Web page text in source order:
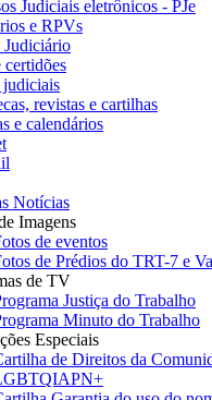
Judiciais eletrônicos - PJe
e RPVs
Judiciário
certidões
revistas e cartilhas
e calendários
Notícias
Imagens
de eventos
de Prédios do TRT-7 e
de TV
Justiça do Trabalho
Minuto do Trabalho
Especiais
de Direitos da